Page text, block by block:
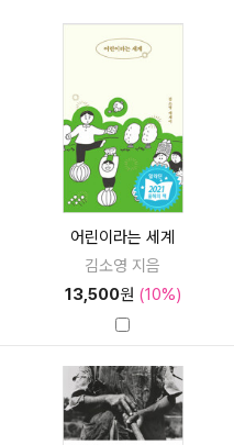
어린이라는 세계
김소영 지음
13,500원 (10%)